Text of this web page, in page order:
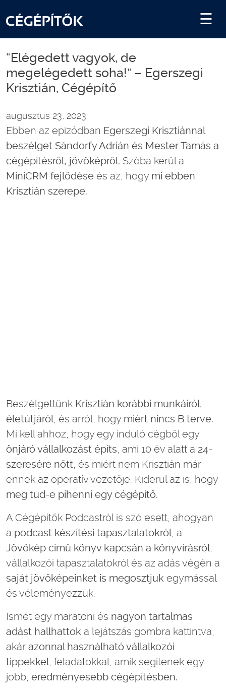
“Elégedett vagyok, de
megelégedett soha!” – Egerszegi
Krisztián, Cégépítő
augusztus 23, 2023
Ebben az epizódban Egerszegi Krisztiánnal
beszélget Sándorfy Adrián és Mester Tamás a
cégépítésről, jövőképről. Szóba kerül a
MiniCRM fejlődése és az, hogy mi ebben
Krisztián szerepe.
Beszélgettünk Krisztián korábbi munkáiról,
életútjáról, és arról, hogy miért nincs B terve.
Mi kell ahhoz, hogy egy induló cégből egy
önjáró vállalkozást építs, ami 10 év alatt a 24-
szeresére nőtt, és miért nem Krisztián már
ennek az operatív vezetője. Kiderül az is, hogy
meg tud-e pihenni egy cégépítő.
A Cégépítők Podcastról is szó esett, ahogyan
a podcast készítési tapasztalatokról, a
Jövőkép című könyv kapcsán a könyvírásról,
vállalkozói tapasztalatokról és az adás végén a
saját jövőképeinket is megosztjuk egymással
és véleményezzük.
Ismét egy maratoni és nagyon tartalmas
adást hallhattok a lejátszás gombra kattintva,
akár azonnal használható vállalkozói
tippekkel, feladatokkal, amik segítenek egy
jobb, eredményesebb cégépítésben.